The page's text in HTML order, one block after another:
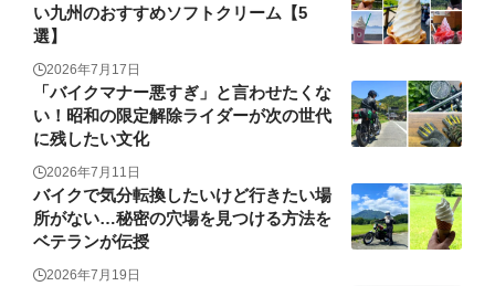
い九州のおすすめソフトクリーム【5
選】
2026年7月17日
「バイクマナー悪すぎ」と言わせたくな
い！昭和の限定解除ライダーが次の世代
に残したい文化
2026年7月11日
バイクで気分転換したいけど行きたい場
所がない…秘密の穴場を見つける方法を
ベテランが伝授
2026年7月19日